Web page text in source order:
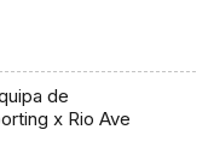
de
x Rio Ave